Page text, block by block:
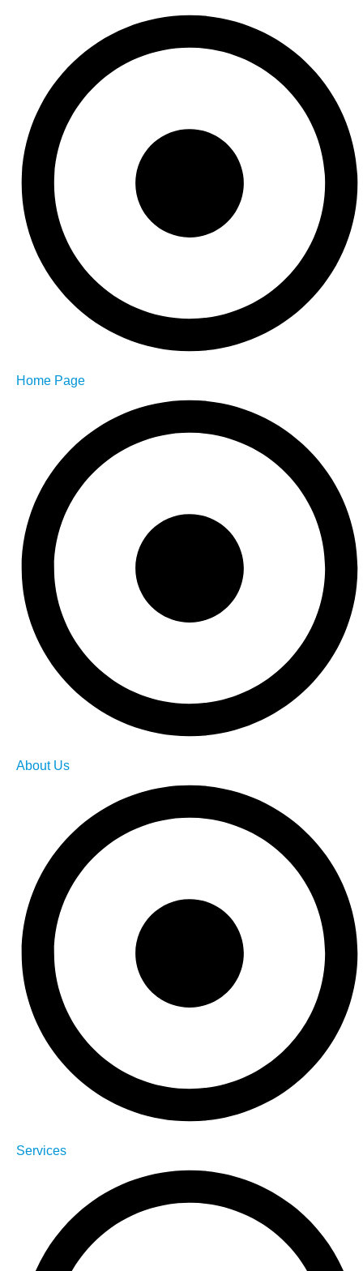
Home Page
About Us
Services